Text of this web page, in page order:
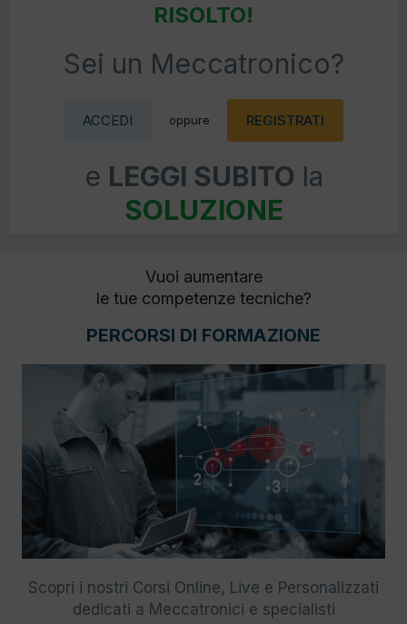
RISOLTO!
Sei un Meccatronico?
ACCEDI oppure REGISTRATI
e LEGGI SUBITO la
SOLUZIONE
Vuoi aumentare
le tue competenze tecniche?
PERCORSI DI FORMAZIONE
Scopri i nostri Corsi Online, Live e Personalizzati
dedicati a Meccatronici e specialisti